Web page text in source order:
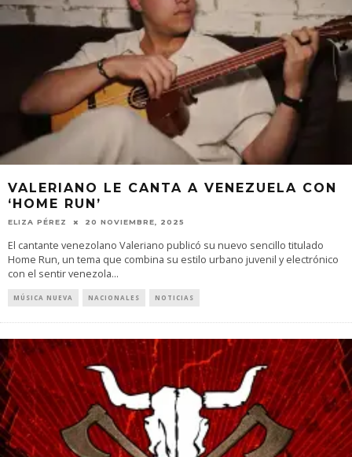
VALERIANO LE CANTA A VENEZUELA CON
‘HOME RUN’
ELIZA PÉREZ 20 NOVIEMBRE, 2025
El cantante venezolano Valeriano publicó su nuevo sencillo titulado
Home Run, un tema que combina su estilo urbano juvenil y electrónico
con el sentir venezola...
MÚSICA NUEVA NACIONALES NOTICIAS